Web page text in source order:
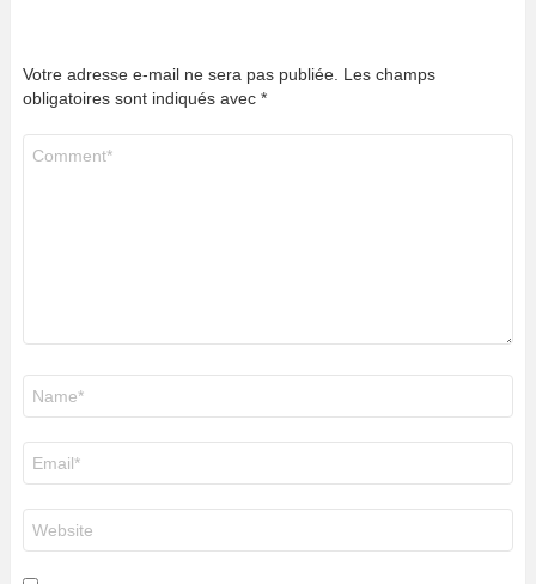
Votre adresse e-mail ne sera pas publiée. Les champs
obligatoires sont indiqués avec *
mail
*
web